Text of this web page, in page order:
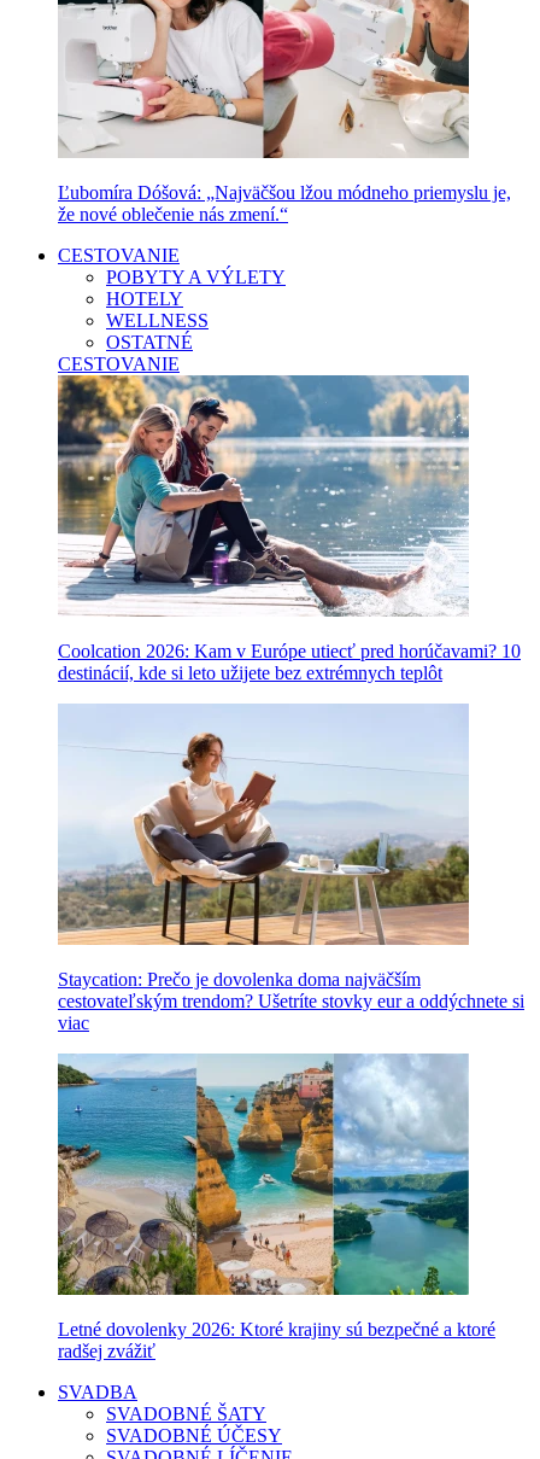
Ľubomíra Dóšová: „Najväčšou lžou módneho priemyslu je,
že nové oblečenie nás zmení.“
CESTOVANIE
POBYTY A VÝLETY
HOTELY
WELLNESS
OSTATNÉ
CESTOVANIE
Coolcation 2026: Kam v Európe utiecť pred horúčavami? 10
destinácií, kde si leto užijete bez extrémnych teplôt
Staycation: Prečo je dovolenka doma najväčším
cestovateľským trendom? Ušetríte stovky eur a oddýchnete si
viac
Letné dovolenky 2026: Ktoré krajiny sú bezpečné a ktoré
radšej zvážiť
SVADBA
SVADOBNÉ ŠATY
SVADOBNÉ ÚČESY